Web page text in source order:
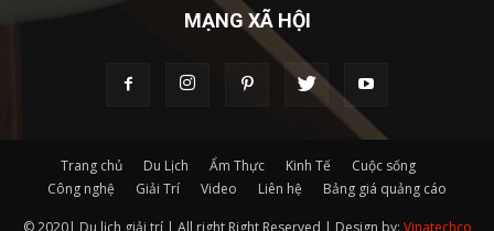
MẠNG XÃ HỘI
Trang chủ Du Lịch Ẩm Thực Kinh Tế
Cuộc sống
Công nghệ
Giải Trí Video Liên hệ Bảng giá quảng cáo
© 2020| Du lịch giải trí | All right Right Reserved | Design by: Vinatechco